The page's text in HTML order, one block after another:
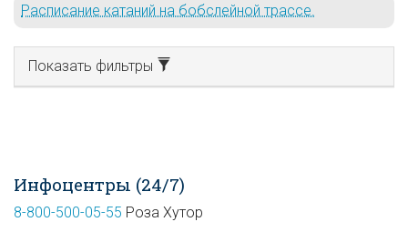
Расписание катаний на бобслейной трассе.
Показать фильтры
Инфоцентры (24/7)
8-800-500-05-55 Роза Хутор